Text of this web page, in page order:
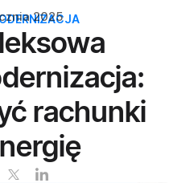
2025
rachunki